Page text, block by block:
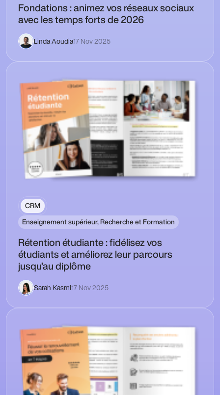
Fondations : animez vos réseaux sociaux
avec les temps forts de 2026
Linda Aoudia17 Nov 2025
CRM
Enseignement supérieur, Recherche et Formation
Rétention étudiante : fidélisez vos
étudiants et améliorez leur parcours
jusqu’au diplôme
Sarah Kasmi17 Nov 2025